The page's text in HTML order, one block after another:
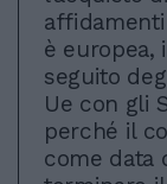
affidamenti
è europea,
seguito
Ue con gli
perché il
come data